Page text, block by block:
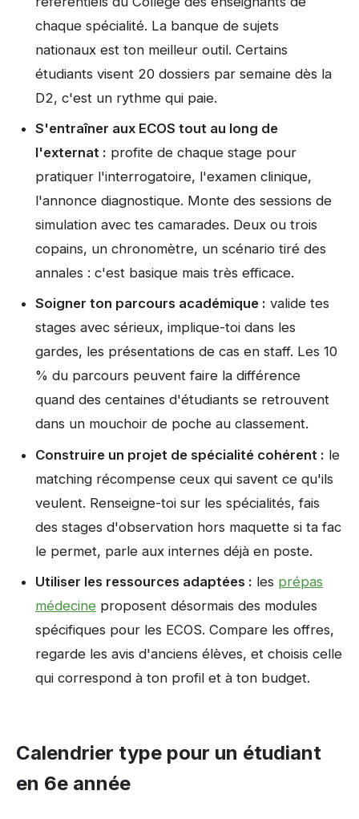
chaque spécialité. La banque de sujets
nationaux est ton meilleur outil. Certains
étudiants visent 20 dossiers par semaine dès la
D2, c'est un rythme qui paie.
S'entraîner aux ECOS tout au long de
l'externat : profite de chaque stage pour
pratiquer l'interrogatoire, l'examen clinique,
l'annonce diagnostique. Monte des sessions de
simulation avec tes camarades. Deux ou trois
copains, un chronomètre, un scénario tiré des
annales : c'est basique mais très efficace.
Soigner ton parcours académique : valide tes
stages avec sérieux, implique-toi dans les
gardes, les présentations de cas en staff. Les 10
% du parcours peuvent faire la différence
quand des centaines d'étudiants se retrouvent
dans un mouchoir de poche au classement.
Construire un projet de spécialité cohérent : le
matching récompense ceux qui savent ce qu'ils
veulent. Renseigne-toi sur les spécialités, fais
des stages d'observation hors maquette si ta fac
le permet, parle aux internes déjà en poste.
Utiliser les ressources adaptées : les prépas
médecine proposent désormais des modules
spécifiques pour les ECOS. Compare les offres,
regarde les avis d'anciens élèves, et choisis celle
qui correspond à ton profil et à ton budget.
Calendrier type pour un étudiant
en 6e année